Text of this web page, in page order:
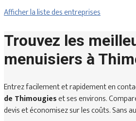
Afficher la liste des entreprises
Trouvez les
menuisiers à
Entrez facilement et rapidement en
de Thimougieset ses environs.
devis et économisez sur les coûts. Sans